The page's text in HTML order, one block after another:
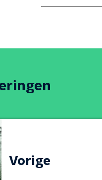
Vorige